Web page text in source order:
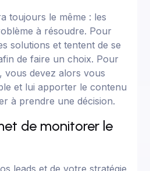
toujours le même : les
à résoudre. Pour
solutions et tentent de se
de faire un choix. Pour
vous devez alors vous
et lui apporter le contenu
à prendre une décision.
de monitorer le
leads et de votre stratégie